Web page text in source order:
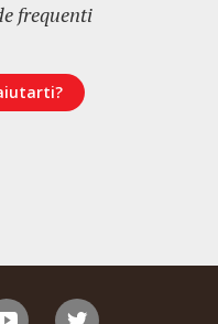
frequenti